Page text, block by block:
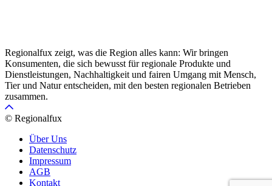
Regionalfux zeigt, was die Region alles kann: Wir bringen
Konsumenten, die sich bewusst für regionale Produkte und
Dienstleistungen, Nachhaltigkeit und fairen Umgang mit Mensch,
Tier und Natur entscheiden, mit den besten regionalen Betrieben
zusammen.
© Regionalfux
Über Uns
Datenschutz
Impressum
AGB
Kontakt